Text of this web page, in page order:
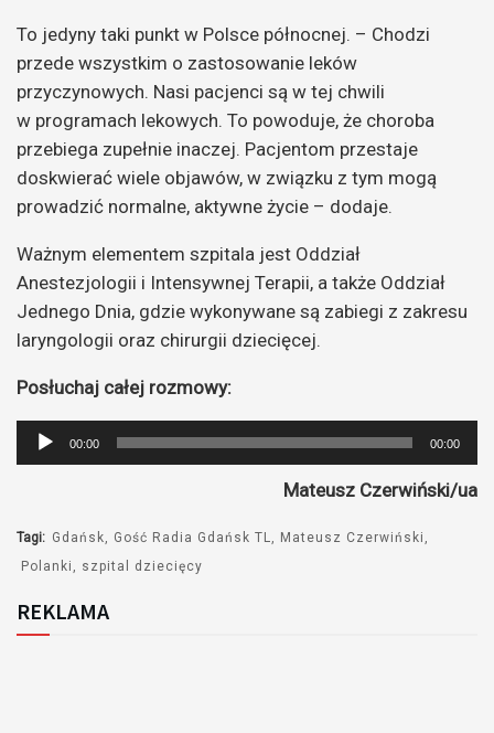
To jedyny taki punkt w Polsce północnej. – Chodzi
przede wszystkim o zastosowanie leków
przyczynowych. Nasi pacjenci są w tej chwili
w programach lekowych. To powoduje, że choroba
przebiega zupełnie inaczej. Pacjentom przestaje
doskwierać wiele objawów, w związku z tym mogą
prowadzić normalne, aktywne życie – dodaje.
Ważnym elementem szpitala jest Oddział
Anestezjologii i Intensywnej Terapii, a także Oddział
Jednego Dnia, gdzie wykonywane są zabiegi z zakresu
laryngologii oraz chirurgii dziecięcej.
Posłuchaj całej rozmowy:
Odtwarzacz
plików
00:00 00:00
Mateusz Czerwiński/ua
Tagi: Gdańsk Gość Radia Gdańsk TL
Mateusz Czerwiński
Polanki
szpital dziecięcy
REKLAMA